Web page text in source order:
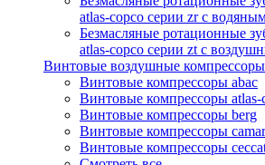
atlas-copco серии zr с
Безмасляные ротационные
atlas-copco серии zt с
Винтовые воздушные компрессоры
Винтовые компрессоры abac
Винтовые компрессоры atlas-
Винтовые компрессоры berg
Винтовые компрессоры
Винтовые компрессоры